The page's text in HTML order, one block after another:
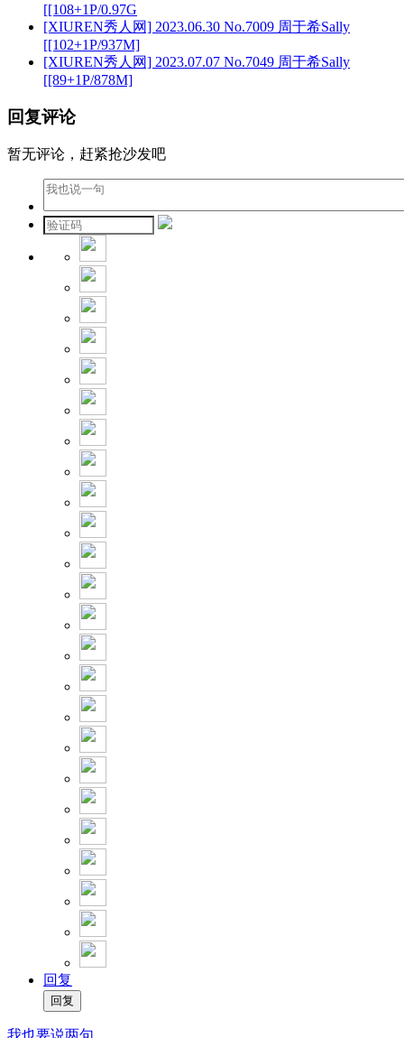
[[108+1P/0.97G
[XIUREN秀人网] 2023.06.30 No.7009 周于希Sally
[[102+1P/937M]
[XIUREN秀人网] 2023.07.07 No.7049 周于希Sally
[[89+1P/878M]
回复评论
暂无评论，赶紧抢沙发吧
回复